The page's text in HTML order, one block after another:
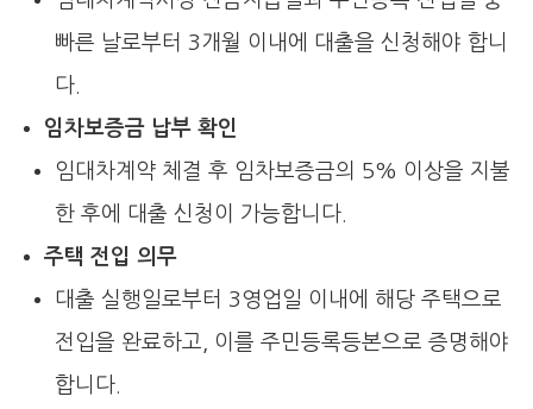
빠른 날로부터 3개월 이내에 대출을 신청해야 합니
다.
임차보증금 납부 확인
임대차계약 체결 후 임차보증금의 5% 이상을 지불
한 후에 대출 신청이 가능합니다.
주택 전입 의무
대출 실행일로부터 3영업일 이내에 해당 주택으로
전입을 완료하고, 이를 주민등록등본으로 증명해야
합니다.